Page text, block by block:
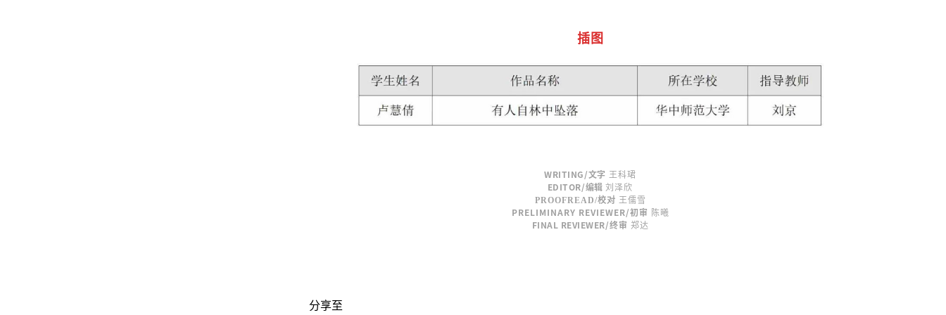
插图
WRITING/文字 王科珺
EDITOR/编辑 刘泽欣
PROOFREAD/校对 王儒雪
PRELIMINARY REVIEWER/初审 陈曦
FINAL REVIEWER/终审 郑达
分享至